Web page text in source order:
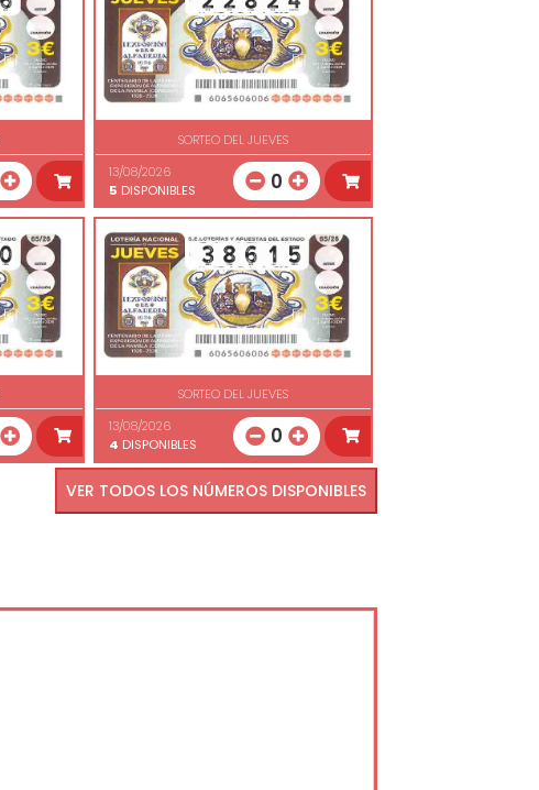
SORTEO DEL JUEVES
13/08/2026
5 DISPONIBLES 0
SORTEO DEL JUEVES
13/08/2026
4 DISPONIBLES 0
VER TODOS LOS NÚMEROS DISPONIBLES